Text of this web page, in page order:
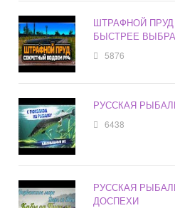
ШТРАФНОЙ
БЫСТРЕЕ
5876
РУССКАЯ
6438
РУССКАЯ
ДОСПЕХИ